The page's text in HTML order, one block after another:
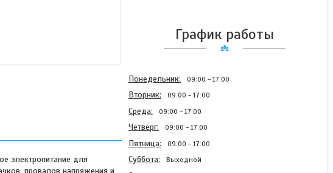
электропитание для
провалов напряжения и
График работы
Понедельник 09:00 17:00
Вторник 09:00 17:00
Среда 09:00 17:00
Четверг 09:00 17:00
Пятница 09:00 17:00
Суббота Выходной